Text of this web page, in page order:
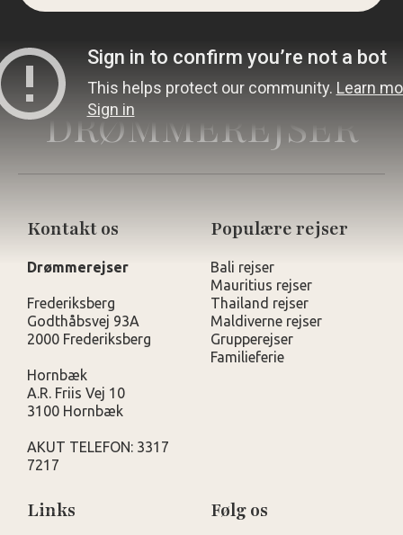
DRØMMEREJSER
Kontakt os
Drømmerejser
Frederiksberg
Godthåbsvej 93A
2000 Frederiksberg
Hornbæk
A.R. Friis Vej 10
3100 Hornbæk
AKUT TELEFON: 3317
7217
Populære rejser
Bali rejser
Mauritius rejser
Thailand rejser
Maldiverne rejser
Grupperejser
Familieferie
Links Følg os